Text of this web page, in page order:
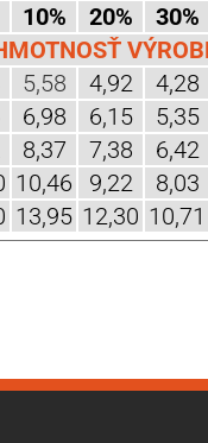
10% 20% 30%
5,58 4,92 4,28
6,98 6,15 5,35
8,37 7,38 6,42
10,46 9,22 8,03
13,95 12,30 10,71